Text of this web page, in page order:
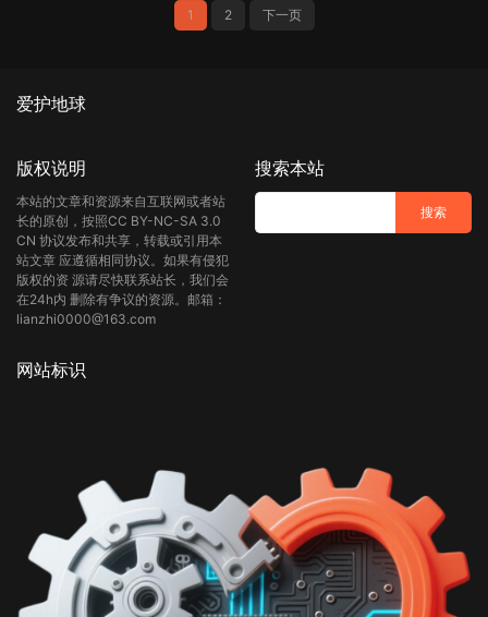
1 2 下一页
爱护地球
版权说明
本站的文章和资源来自互联网或者站
长的原创，按照CC BY-NC-SA 3.0
CN 协议发布和共享，转载或引用本
站文章 应遵循相同协议。如果有侵犯
版权的资 源请尽快联系站长，我们会
在24h内 删除有争议的资源。邮箱：
lianzhi0000@163.com
搜索本站
网站标识